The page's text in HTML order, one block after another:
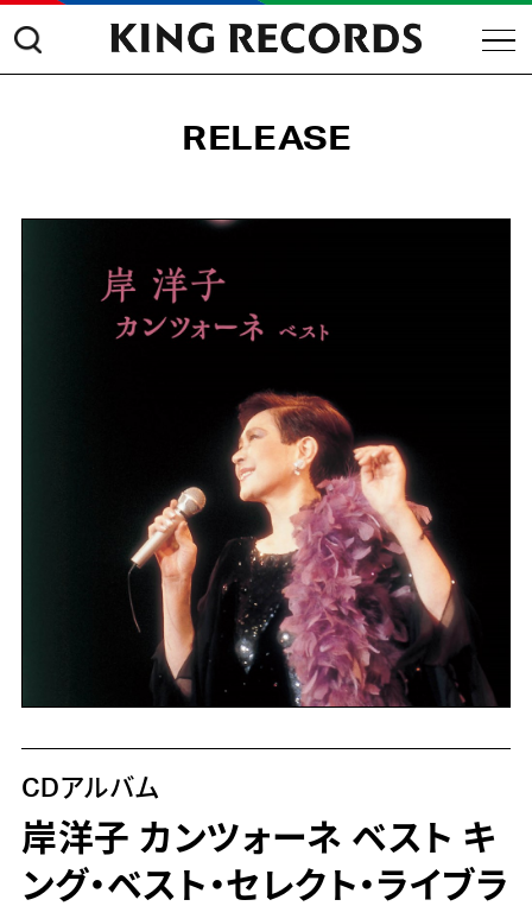
RELEASE
CDアルバム
岸洋子 カンツォーネ ベスト キ
ング・ベスト・セレクト・ライブラ